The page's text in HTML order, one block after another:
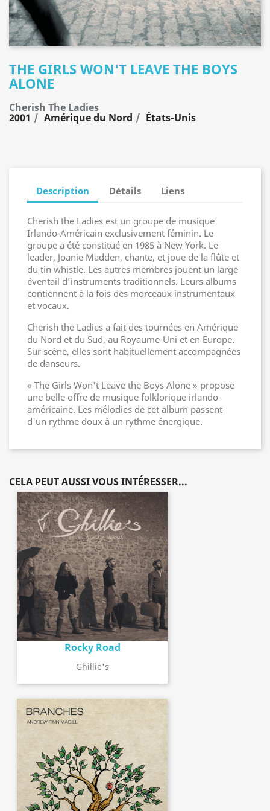
THE GIRLS WON'T LEAVE THE BOYS
ALONE
Cherish The Ladies
2001 Amérique du Nord États-Unis
Description Détails Liens
Cherish the Ladies est un groupe de musique
Irlando-Américain exclusivement féminin. Le
groupe a été constitué en 1985 à New York. Le
leader, Joanie Madden, chante, et joue de la flûte et
du tin whistle. Les autres membres jouent un large
éventail d’instruments traditionnels. Leurs albums
contiennent à la fois des morceaux instrumentaux
et vocaux.
Cherish the Ladies a fait des tournées en Amérique
du Nord et du Sud, au Royaume-Uni et en Europe.
Sur scène, elles sont habituellement accompagnées
de danseurs.
« The Girls Won't Leave the Boys Alone » propose
une belle offre de musique folklorique irlando-
américaine. Les mélodies de cet album passent
d'un rythme doux à un rythme énergique.
CELA PEUT AUSSI VOUS INTÉRESSER...
Rocky Road
Ghillie's